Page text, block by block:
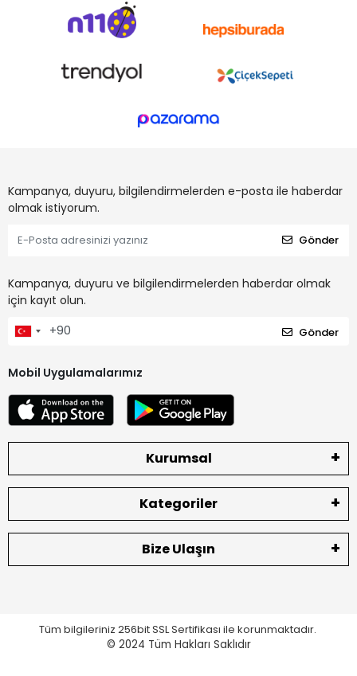
Kampanya, duyuru, bilgilendirmelerden e-posta ile haberdar
olmak istiyorum.
Gönder
Kampanya, duyuru ve bilgilendirmelerden haberdar olmak
için kayıt olun.
Gönder
Mobil Uygulamalarımız
Kurumsal
Kategoriler
Bize Ulaşın
Tüm bilgileriniz 256bit SSL Sertifikası ile korunmaktadır.
© 2024 Tüm Hakları Saklıdır